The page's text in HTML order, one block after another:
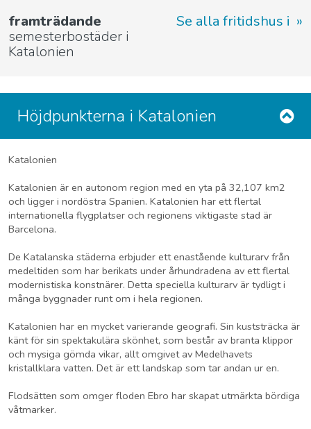
framträdande
semesterbostäder i
Katalonien
Se alla fritidshus i
Höjdpunkterna i Katalonien
Katalonien
Katalonien är en autonom region med en yta på 32,107 km2
och ligger i nordöstra Spanien. Katalonien har ett flertal
internationella flygplatser och regionens viktigaste stad är
Barcelona.
De Katalanska städerna erbjuder ett enastående kulturarv från
medeltiden som har berikats under århundradena av ett flertal
modernistiska konstnärer. Detta speciella kulturarv är tydligt i
många byggnader runt om i hela regionen.
Katalonien har en mycket varierande geografi. Sin kuststräcka är
känt för sin spektakulära skönhet, som består av branta klippor
och mysiga gömda vikar, allt omgivet av Medelhavets
kristallklara vatten. Det är ett landskap som tar andan ur en.
Flodsätten som omger floden Ebro har skapat utmärkta bördiga
våtmarker.